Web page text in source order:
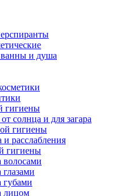
и душа
гигиены
солнца и для загара
гигиены
и расслабления
гигиены
волосами
глазами
губами
лицом